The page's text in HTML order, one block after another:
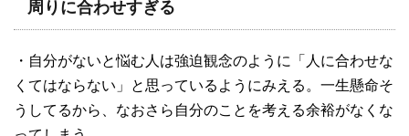
周りに合わせすぎる
・自分がないと悩む人は強迫観念のように「人に合わせな
くてはならない」と思っているようにみえる。一生懸命そ
うしてるから、なおさら自分のことを考える余裕がなくな